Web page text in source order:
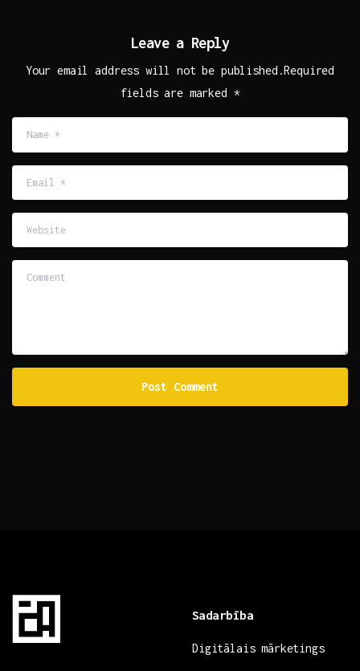
Leave a Reply
Your email address will not be published.Required
fields are marked *
*
Website
Sadarbība
Digitālais mārketings